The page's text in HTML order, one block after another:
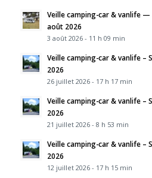
Veille camping-car & vanlife —
août 2026
3 août 2026 - 11 h 09 min
Veille camping-car & vanlife –
2026
26 juillet 2026 - 17 h 17 min
Veille camping-car & vanlife –
2026
21 juillet 2026 - 8 h 53 min
Veille camping-car & vanlife –
2026
12 juillet 2026 - 17 h 15 min